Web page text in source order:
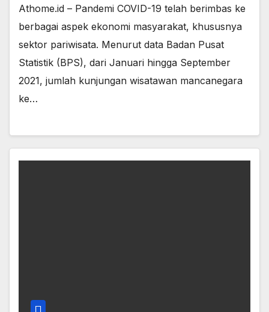
Athome.id – Pandemi COVID-19 telah berimbas ke
berbagai aspek ekonomi masyarakat, khususnya
sektor pariwisata. Menurut data Badan Pusat
Statistik (BPS), dari Januari hingga September
2021, jumlah kunjungan wisatawan mancanegara
ke…